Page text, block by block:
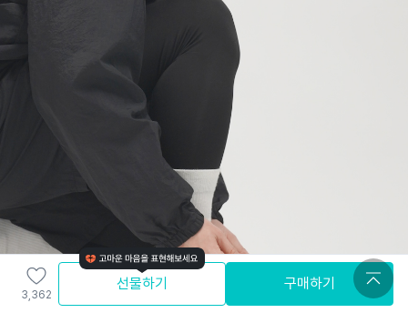
3,362
선물하기 구매하기